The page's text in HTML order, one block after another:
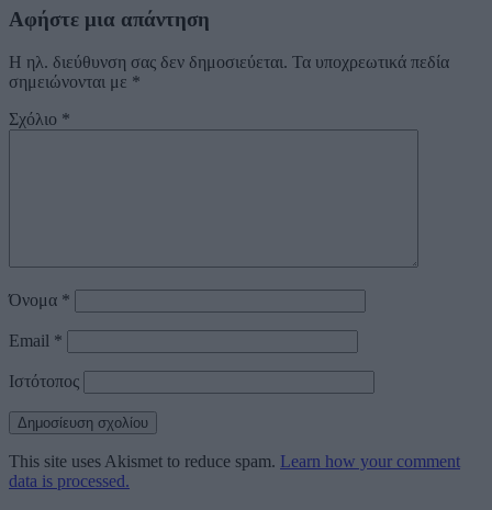
Αφήστε μια απάντηση
Η ηλ. διεύθυνση σας δεν δημοσιεύεται. Τα υποχρεωτικά πεδία
σημειώνονται με *
Σχόλιο *
Όνομα *
Email *
Ιστότοπος
This site uses Akismet to reduce spam. Learn how your comment
data is processed.